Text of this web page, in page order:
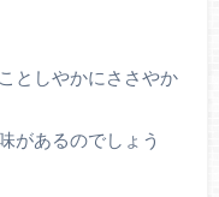
としやかにささやか
があるのでしょう